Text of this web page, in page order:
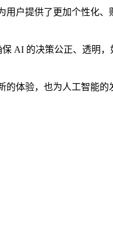
提供了更加个性化、
的决策公正、透明
验，也为人工智能的